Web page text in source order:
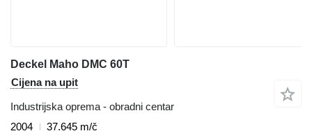
Deckel Maho DMC 60T
Cijena na upit
Industrijska oprema - obradni centar
2004
37.645 m/č